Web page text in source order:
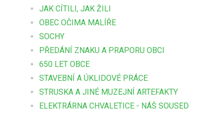
JAK CÍTILI, JAK ŽILI
OBEC OČIMA MALÍŘE
SOCHY
PŘEDÁNÍ ZNAKU A PRAPORU OBCI
650 LET OBCE
STAVEBNÍ A ÚKLIDOVÉ PRÁCE
STRUSKA A JINÉ MUZEJNÍ ARTEFAKTY
ELEKTRÁRNA CHVALETICE - NÁŠ SOUSED